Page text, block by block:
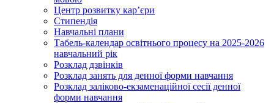
Центр розвитку кар’єри
Стипендія
Навчальні плани
Табель-календар освітнього процесу на 2025-2026
навчальний рік
Розклад дзвінків
Розклад занять для денної форми навчання
Розклад заліково-екзаменаційної сесії денної
форми навчання